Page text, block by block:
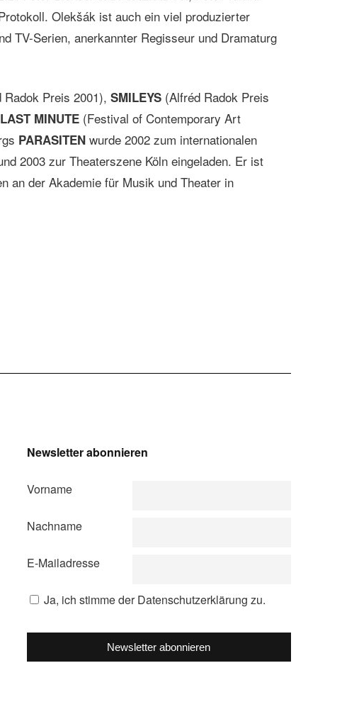
Olekšák ist auch ein viel produzierter
TV-Serien, anerkannter Regisseur und Dramaturg
Radok Preis 2001),SMILEYS (Alfréd Radok Preis
LAST MINUTE (Festival of Contemporary Art
PARASITEN wurde 2002 zum internationalen
2003 zur Theaterszene Köln eingeladen. Er ist
an der Akademie für Musik und Theater in
Newsletter abonnieren
Vorname
Nachname
E-Mailadresse
Ja, ich stimme der Datenschutzerklärung zu.
Newsletter abonnieren